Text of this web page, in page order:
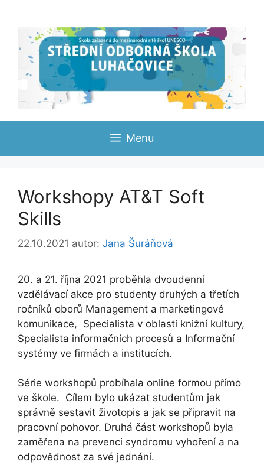
Menu
Workshopy AT&T Soft
Skills
22.10.2021 autor: Jana Šuráňová
20. a 21. října 2021 proběhla dvoudenní
vzdělávací akce pro studenty druhých a třetích
ročníků oborů Management a marketingové
komunikace, Specialista v oblasti knižní kultury,
Specialista informačních procesů a Informační
systémy ve firmách a institucích.
Série workshopů probíhala online formou přímo
ve škole. Cílem bylo ukázat studentům jak
správně sestavit životopis a jak se připravit na
pracovní pohovor. Druhá část workshopů byla
zaměřena na prevenci syndromu vyhoření a na
odpovědnost za své jednání.